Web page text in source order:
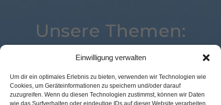
Einwilligung verwalten
Um dir ein optimales Erlebnis zu bieten, verwenden wir Technologien wie
Cookies, um Geräteinformationen zu speichern und/oder darauf
zuzugreifen. Wenn du diesen Technologien zustimmst, können wir Daten
wie das Surfverhalten oder eindeutige IDs auf dieser Website verarbeiten.
Unsere Themen:
Best Retail Cases Location
Expertenwissen
Mobile
Logistik Voice eCommerce
Payment
Advertising Kassenlose Läden
Digital